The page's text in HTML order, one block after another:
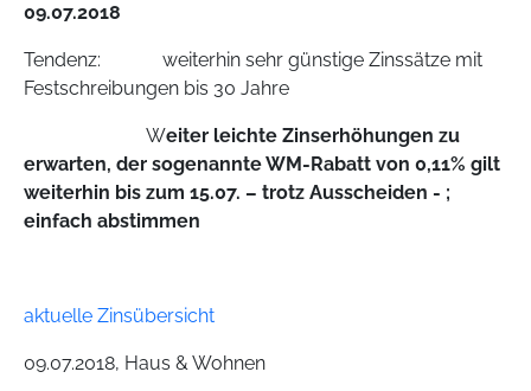
09.07.2018
Tendenz: weiterhin sehr günstige Zinssätze mit
Festschreibungen bis 30 Jahre
Weiter leichte Zinserhöhungen zu
erwarten, der sogenannte WM-Rabatt von 0,11% gilt
weiterhin bis zum 15.07. – trotz Ausscheiden - ;
einfach abstimmen
aktuelle Zinsübersicht
09.07.2018, Haus & Wohnen